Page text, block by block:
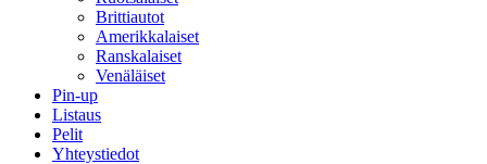
Brittiautot
Amerikkalaiset
Ranskalaiset
Venäläiset
Pin-up
Listaus
Pelit
Yhteystiedot